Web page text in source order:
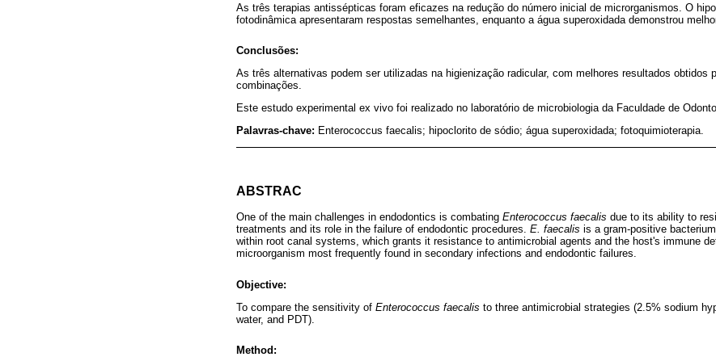
As três terapias antissépticas foram eficazes na redução do número inicial de microrganismos. O
fotodinâmica apresentaram respostas semelhantes, enquanto a água superoxidada demonstrou
Conclusões:
As três alternativas podem ser utilizadas na higienização radicular, com melhores resultados obtidos
combinações.
Este estudo experimental ex vivo foi realizado no laboratório de microbiologia da Faculdade de
Palavras-chave: Enterococcus faecalis; hipoclorito de sódio; água superoxidada; fotoquimioterapia.
ABSTRAC
One of the main challenges in endodontics is combating Enterococcus faecalis due to its ability to
treatments and its role in the failure of endodontic procedures. E. faecalis is a gram-positive
within root canal systems, which grants it resistance to antimicrobial agents and the host's immune
microorganism most frequently found in secondary infections and endodontic failures.
Objective:
To compare the sensitivity of Enterococcus faecalis to three antimicrobial strategies (2.5% sodium
water, and PDT).
Method: